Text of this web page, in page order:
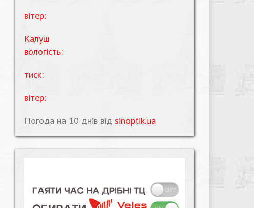
вітер:
Калуш
вологість:
тиск:
вітер:
Погода на 10 днів від sinoptik.ua